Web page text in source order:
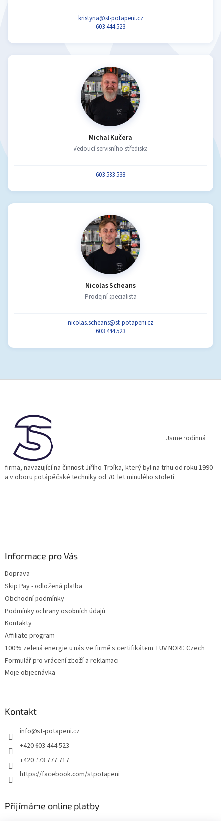
kristyna@st-potapeni.cz
603 444 523
Michal Kučera
Vedoucí servisního střediska
603 533 538
Nicolas Scheans
Prodejní specialista
nicolas.scheans@st-potapeni.cz
603 444 523
Jsme rodinná
firma, navazující na činnost Jiřího Trpíka, který byl na trhu od roku 1990
a v oboru potápěčské techniky od 70. let minulého století
Informace pro Vás
Doprava
Skip Pay - odložená platba
Obchodní podmínky
Podmínky ochrany osobních údajů
Kontakty
Affiliate program
100% zelená energie u nás ve firmě s certifikátem TÜV NORD Czech
Formulář pro vrácení zboží a reklamaci
Moje objednávka
Kontakt
info@st-potapeni.cz
+420 603 444 523
+420 773 777 717
https://facebook.com/stpotapeni
Přijímáme online platby